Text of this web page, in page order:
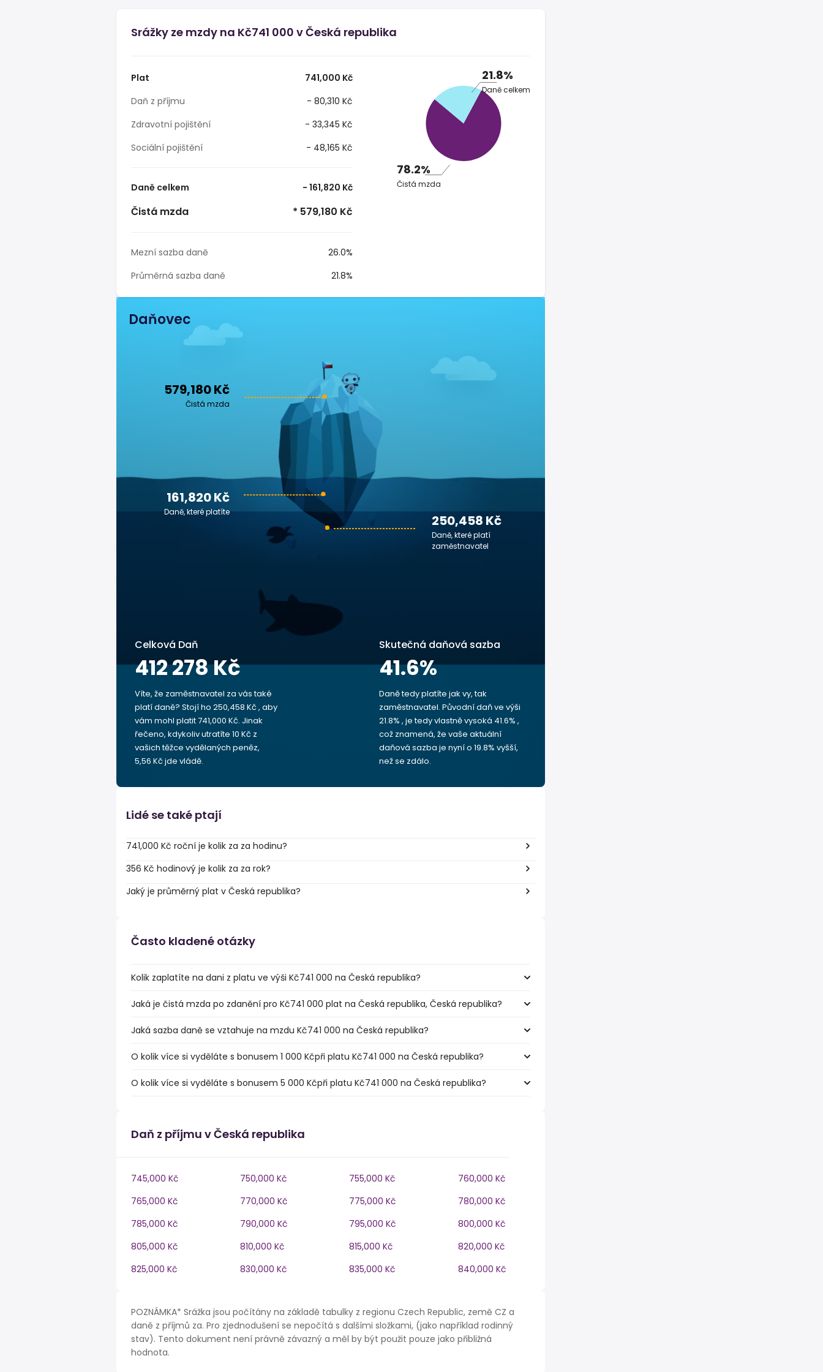
Srážky ze mzdy na Kč741 000 v Česká republika
Plat
741,000 Kč
Daň z příjmu
- 80,310 Kč
Zdravotní pojištění
- 33,345 Kč
Sociální pojištění
- 48,165 Kč
Daně celkem - 161,820 Kč
Čistá mzda * 579,180 Kč
Mezní sazba daně
26.0%
Průměrná sazba daně
21.8%
21.8%
Daně celkem
78.2%
Čistá mzda
Daňovec
579,180 Kč
Čistá mzda
250,458 Kč
Daně, které platí
zaměstnavatel
161,820 Kč
Daně, které platíte
Celková Daň
412 278 Kč
Víte, že zaměstnavatel za vás také
platí daně? Stojí ho 250,458 Kč , aby
vám mohl platit 741,000 Kč. Jinak
řečeno, kdykoliv utratíte 10 Kč z
vašich těžce vydělaných peněz,
5,56 Kč jde vládě.
Skutečná daňová sazba
41.6%
Daně tedy platíte jak vy, tak
zaměstnavatel. Původní daň ve výši
21.8% , je tedy vlastně vysoká 41.6% ,
což znamená, že vaše aktuální
daňová sazba je nyní o 19.8% vyšší,
než se zdálo.
Lidé se také ptají
741,000 Kč roční je kolik za za hodinu?
356 Kč hodinový je kolik za za rok?
Jaký je průměrný plat v Česká republika?
Často kladené otázky
Kolik zaplatíte na dani z platu ve výši Kč741 000 na Česká republika?
Jaká je čistá mzda po zdanění pro Kč741 000 plat na Česká republika, Česká republika?
Jaká sazba daně se vztahuje na mzdu Kč741 000 na Česká republika?
O kolik více si vyděláte s bonusem 1 000 Kčpři platu Kč741 000 na Česká republika?
O kolik více si vyděláte s bonusem 5 000 Kčpři platu Kč741 000 na Česká republika?
Daň z příjmu v Česká republika
745,000 Kč 750,000 Kč 755,000 Kč
760,000 Kč
765,000 Kč
770,000 Kč 775,000 Kč
780,000 Kč
785,000 Kč
790,000 Kč 795,000 Kč
800,000 Kč
805,000 Kč
810,000 Kč 815,000 Kč
820,000 Kč
825,000 Kč
830,000 Kč 835,000 Kč 840,000 Kč
POZNÁMKA* Srážka jsou počítány na základě tabulky z regionu Czech Republic, země CZ a
daně z příjmů za. Pro zjednodušení se nepočítá s dalšími složkami, (jako například rodinný
stav). Tento dokument není právně závazný a měl by být použit pouze jako přibližná
hodnota.